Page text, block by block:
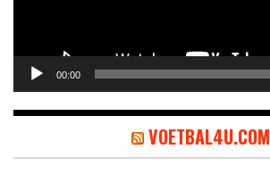
00:00
VOETBAL4U.COM